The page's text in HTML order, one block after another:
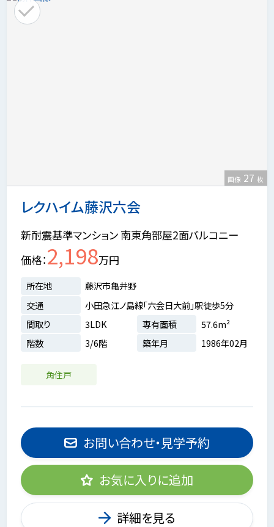
レクハイム藤沢六会
画像 27 枚
新耐震基準マンション 南東角部屋2面バルコニー
価格 2,198万円
所在地
藤沢市亀井野
交通
小田急江ノ島線「六会日大前」駅徒歩5分
間取り
3LDK 専有面積
57.6m²
階数
3/6階 築年月 1986年02月
角住戸
お問い合わせ・見学予約
お気に入りに追加
詳細を見る